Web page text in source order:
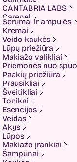
CANTABRIA LABS
Carenel
CHALURE
Cherubs
Cliniccare
COSRX
COTRIL
COVEDERM
Crazy Hair
Dalton
Dear Doer
Ekseption
Elizavecca
ESFOLIO
ETUDE
Eyenlip
FaceFacts
Fariis
Serumai ir ampulės
Kremai
Veido kaukės
Lūpų priežiūra
Makiažo valikliai
Priemonės nuo
Paakių priežiūra
Prausikliai
Šveitikliai
Tonikai
Esencijos
Veidas
Akys
Lūpos
Makiažo įrankiai
Šampūnai